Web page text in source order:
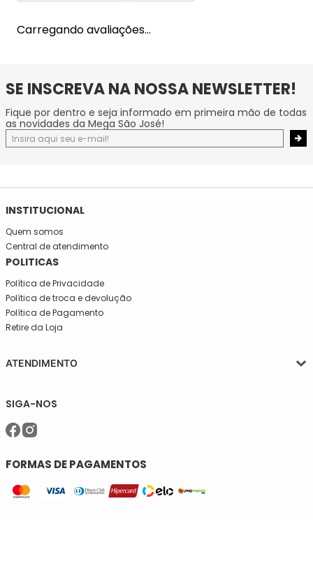
Carregando avaliações…
SE INSCREVA NA NOSSA NEWSLETTER!
Fique por dentro e seja informado em primeira mão de todas
as novidades da Mega São José!
INSTITUCIONAL
Quem somos
Central de atendimento
POLITICAS
Política de Privacidade
Política de troca e devolução
Política de Pagamento
Retire da Loja
ATENDIMENTO
Sexta, das 08:30 às 16h30.
Telefone: (11)5627-7800
WhatsApp: (11)94238-1925
sac@meiassaojose.com.br
SIGA-NOS
FORMAS DE PAGAMENTOS